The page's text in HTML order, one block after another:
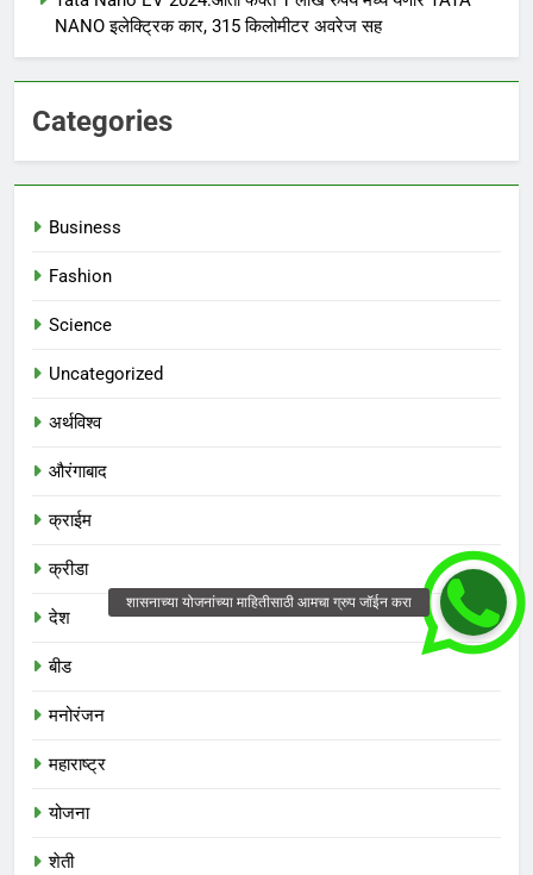
NANO इलेक्ट्रिक कार, 315 किलोमीटर अवरेज सह
Categories
Business
Fashion
Science
Uncategorized
अर्थविश्व
औरंगाबाद
क्राईम
क्रीडा
देश
बीड
मनोरंजन
महाराष्ट्र
योजना
शेती